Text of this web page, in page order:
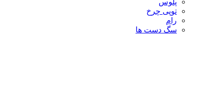
پلوس
توپی چرخ
رام
سگ دست ها